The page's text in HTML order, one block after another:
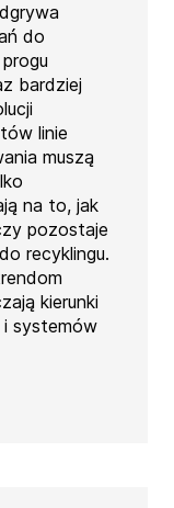
do
bardziej
linie
muszą
na to, jak
pozostaje
recyklingu.
kierunki
systemów